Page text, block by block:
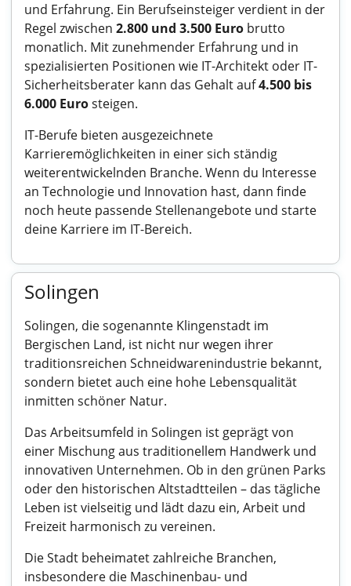
und Erfahrung. Ein Berufseinsteiger verdient in der
Regel zwischen 2.800 und 3.500 Euro brutto
monatlich. Mit zunehmender Erfahrung und in
spezialisierten Positionen wie IT-Architekt oder IT-
Sicherheitsberater kann das Gehalt auf4.500 bis
6.000 Eurosteigen.
IT-Berufe bieten ausgezeichnete
Karrieremöglichkeiten in einer sich ständig
weiterentwickelnden Branche. Wenn du Interesse
an Technologie und Innovation hast, dann finde
noch heute passende Stellenangebote und starte
deine Karriere im IT-Bereich.
Solingen
Solingen, die sogenannte Klingenstadt im
Bergischen Land, ist nicht nur wegen ihrer
traditionsreichen Schneidwarenindustrie bekannt,
sondern bietet auch eine hohe Lebensqualität
inmitten schöner Natur.
Das Arbeitsumfeld in Solingen ist geprägt von
einer Mischung aus traditionellem Handwerk und
innovativen Unternehmen. Ob in den grünen Parks
oder den historischen Altstadtteilen – das tägliche
Leben ist vielseitig und lädt dazu ein, Arbeit und
Freizeit harmonisch zu vereinen.
Die Stadt beheimatet zahlreiche Branchen,
insbesondere die Maschinenbau- und